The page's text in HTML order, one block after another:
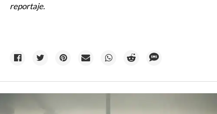
reportaje.